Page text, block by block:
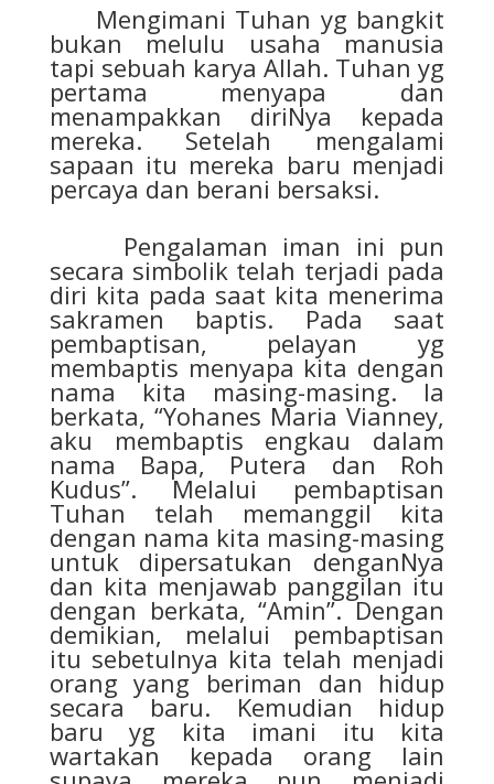
Mengimani Tuhan yg bangkit
bukan melulu usaha manusia
tapi sebuah karya Allah. Tuhan yg
pertama menyapa dan
menampakkan diriNya kepada
mereka. Setelah mengalami
sapaan itu mereka baru menjadi
percaya dan berani bersaksi.
Pengalaman iman ini pun
secara simbolik telah terjadi pada
diri kita pada saat kita menerima
sakramen baptis. Pada saat
pembaptisan, pelayan yg
membaptis menyapa kita dengan
nama kita masing-masing. Ia
berkata, “Yohanes Maria Vianney,
aku membaptis engkau dalam
nama Bapa, Putera dan Roh
Kudus”. Melalui pembaptisan
Tuhan telah memanggil kita
dengan nama kita masing-masing
untuk dipersatukan denganNya
dan kita menjawab panggilan itu
dengan berkata, “Amin”. Dengan
demikian, melalui pembaptisan
itu sebetulnya kita telah menjadi
orang yang beriman dan hidup
secara baru. Kemudian hidup
baru yg kita imani itu kita
wartakan kepada orang lain